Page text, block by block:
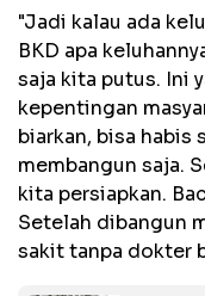
"Jadi kalau ada
BKD apa
saja kita putus. Ini
kepentingan
biarkan, bisa habis
membangun saja.
kita persiapkan.
Setelah dibangun
sakit tanpa dokter